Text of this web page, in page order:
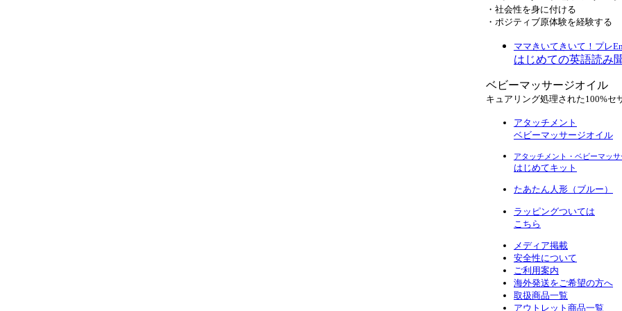
・社会性を身に付ける
・ポジティブ原体験を経験する
ママきいてきいて！プレ
はじめての英語読み
ベビーマッサージオイル
キュアリング処理された100%セ
アタッチメント
ベビーマッサージオイル
アタッチメント・ベビーマッサ
はじめてキット
たあたん人形（ブルー）
ラッピングついては
こちら
メディア掲載
安全性について
ご利用案内
海外発送をご希望の方へ
取扱商品一覧
アウトレット商品一覧